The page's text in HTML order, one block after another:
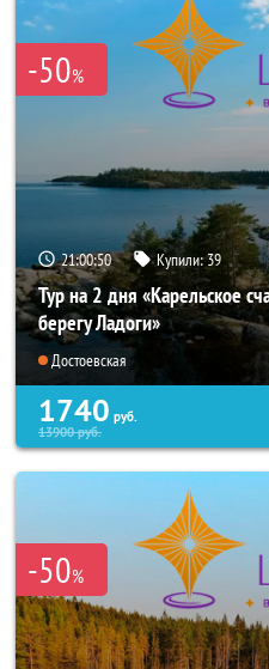
-50%
21:00:49 Купили:39
Тур на 2 дня «Карельское
берегу Ладоги»
Достоевская
1740 руб.
13900руб.
-50%